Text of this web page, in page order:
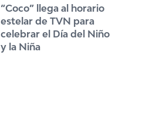
“Coco” llega al horario
estelar de TVN para
celebrar el Día del Niño
y la Niña